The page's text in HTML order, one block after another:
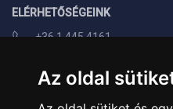
Az oldal
ELÉRHETŐSÉGEINK
+36 1 445 4161
info@landcomputer.hu